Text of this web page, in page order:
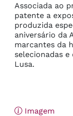
Associada ao
patente a
produzida
aniversário da
marcantes da
selecionadas
Lusa.
Imagem